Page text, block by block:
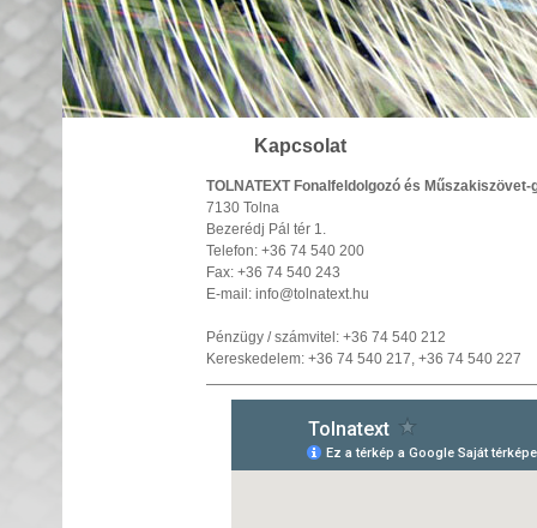
Kapcsolat
TOLNATEXT Fonalfeldolgozó és
7130 Tolna
Bezerédj Pál tér 1.
Telefon: +36 74 540 200
Fax: +36 74 540 243
E-mail: info@tolnatext.hu
Pénzügy / számvitel: +36 74 540 212
Kereskedelem: +36 74 540 217, +36 74 540 227